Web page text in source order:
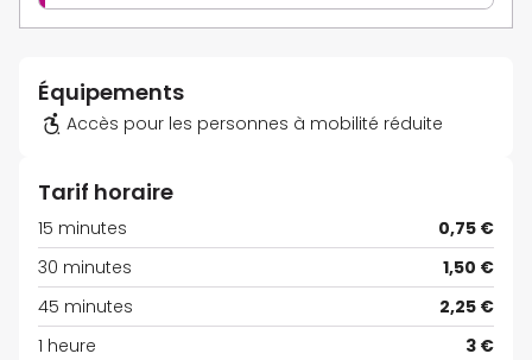
Équipements
Accès pour les personnes à mobilité réduite
Tarif horaire
15 minutes
0,75 €
30 minutes
1,50 €
45 minutes
2,25 €
1 heure
3 €